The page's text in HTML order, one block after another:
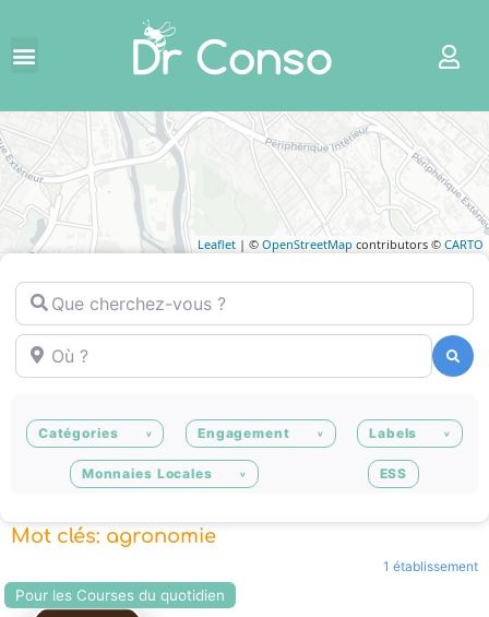
Leaflet | © OpenStreetMap contributors © CARTO
Que cherchez-vous ?
Où ?
Catégories Engagement Labels
Monnaies Locales ESS
Mot clés: agronomie
1 établissement
Pour les Courses du quotidien